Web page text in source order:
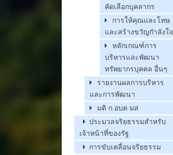
คัดเลือกบุคลากร
การให้คุณและโทษ
และสร้างขวัญกำลังใจ
หลักเกณฑ์การ
บริหารและพัฒนา
ทรัพยากรบุคคล อื่นๆ
รายงานผลการบริหาร
และการพัฒนา
มติ ก.อบต มส
ประมวลจริยธรรมสำหรับ
เจ้าหน้าที่ของรัฐ
การขับเคลื่อนจริยธรรม